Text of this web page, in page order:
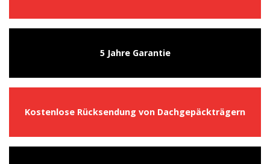
5 Jahre Garantie
Kostenlose Rücksendung von Dachgepäckträgern